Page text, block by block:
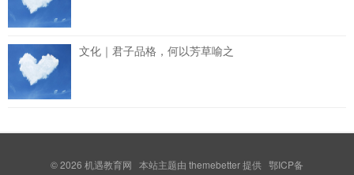
文化｜君子品格，何以芳草喻之
© 2026 机遇教育网 本站主题由 themebetter提供 鄂ICP备